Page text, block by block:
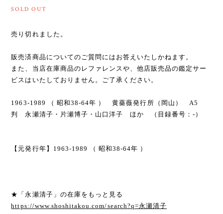
SOLD OUT
売り切れました。
販売済商品についてのご質問にはお答えいたしかねます。
また、当店在庫商品のレファレンスや、他店販売品の鑑定サー
ビスはいたしておりません。ご了承ください。
1963-1989 （ 昭和38-64年 ） 黄薔薇発行所（岡山） A5
判 永瀬清子・片瀬博子・山口洋子 ほか （目録番号：-）
【元発行年】1963-1989 （ 昭和38-64年 ）
★「永瀬清子」の在庫をもっと見る
https://www.shoshitakou.com/search?q=永瀬清子